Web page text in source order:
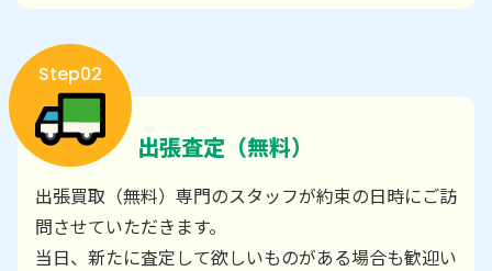
Step02
出張査定（無料）
出張買取（無料）専門のスタッフが約束の日時にご訪
問させていただきます。
当日、新たに査定して欲しいものがある場合も歓迎い